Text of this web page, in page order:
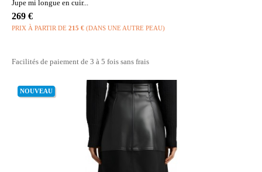
Jupe mi longue en cuir...
Prix
269 €
PRIX À PARTIR DE 215 € (DANS UNE AUTRE PEAU)
Facilités de paiement de 3 à 5 fois sans frais
NOUVEAU